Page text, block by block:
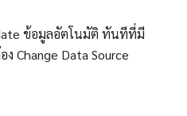
ข้อมูลอัตโนมัติ ทันทีที่มี
Change Data Source